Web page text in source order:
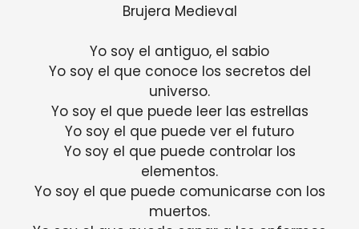
Brujera Medieval
Yo soy el antiguo, el sabio
Yo soy el que conoce los secretos del
universo.
Yo soy el que puede leer las estrellas
Yo soy el que puede ver el futuro
Yo soy el que puede controlar los
elementos.
Yo soy el que puede comunicarse con los
muertos.